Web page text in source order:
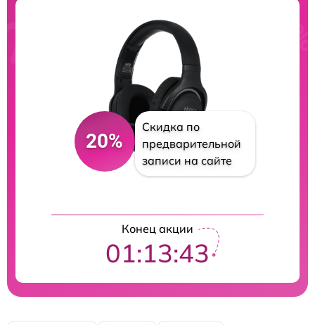
20%
Скидка по
предварительной
записи на сайте
Конец акции
01:13:43